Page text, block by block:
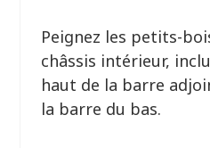
Peignez les petits-
châssis intérieur,
haut de la barre
la barre du bas.